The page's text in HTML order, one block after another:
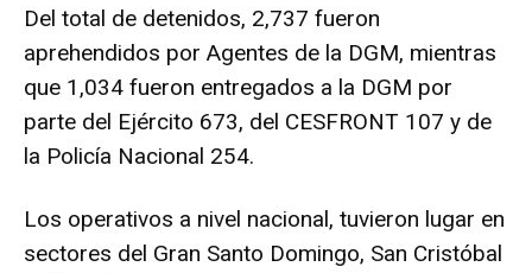
Del total de detenidos, 2,737 fueron
aprehendidos por Agentes de la DGM, mientras
que 1,034 fueron entregados a la DGM por
parte del Ejército 673, del CESFRONT 107 y de
la Policía Nacional 254.
Los operativos a nivel nacional, tuvieron lugar en
sectores del Gran Santo Domingo, San Cristóbal